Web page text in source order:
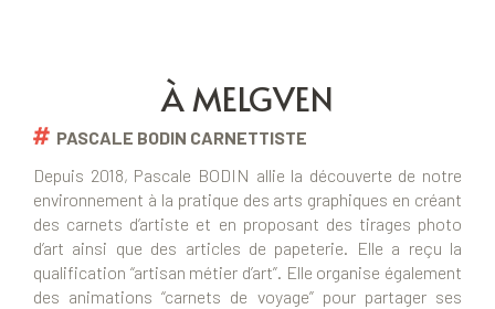
À MELGVEN
PASCALE BODIN CARNETTISTE
Depuis 2018, Pascale BODIN allie la découverte de notre
environnement à la pratique des arts graphiques en créant
des carnets d’artiste et en proposant des tirages photo
d’art ainsi que des articles de papeterie. Elle a reçu la
qualification “artisan métier d’art”. Elle organise également
des animations “carnets de voyage” pour partager ses